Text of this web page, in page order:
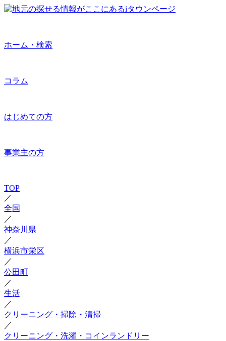
ホーム・検索
コラム
はじめての方
事業主の方
TOP
／
全国
／
神奈川県
／
横浜市栄区
／
公田町
／
生活
／
クリーニング・掃除・清掃
／
クリーニング・洗濯・コインランドリー